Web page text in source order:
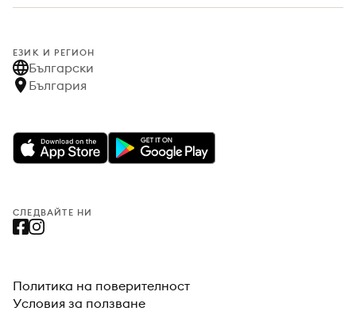
ЕЗИК И РЕГИОН
Български
България
СЛЕДВАЙТЕ НИ
Политика на поверителност
Условия за ползване